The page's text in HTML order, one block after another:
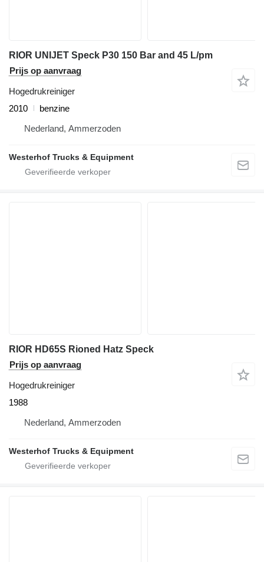
RIOR UNIJET Speck P30 150 Bar and 45 L/pm
Prijs op aanvraag
Hogedrukreiniger
2010
benzine
Nederland, Ammerzoden
Westerhof Trucks & Equipment
RIOR HD65S Rioned Hatz Speck
Prijs op aanvraag
Hogedrukreiniger
1988
Nederland, Ammerzoden
Westerhof Trucks & Equipment